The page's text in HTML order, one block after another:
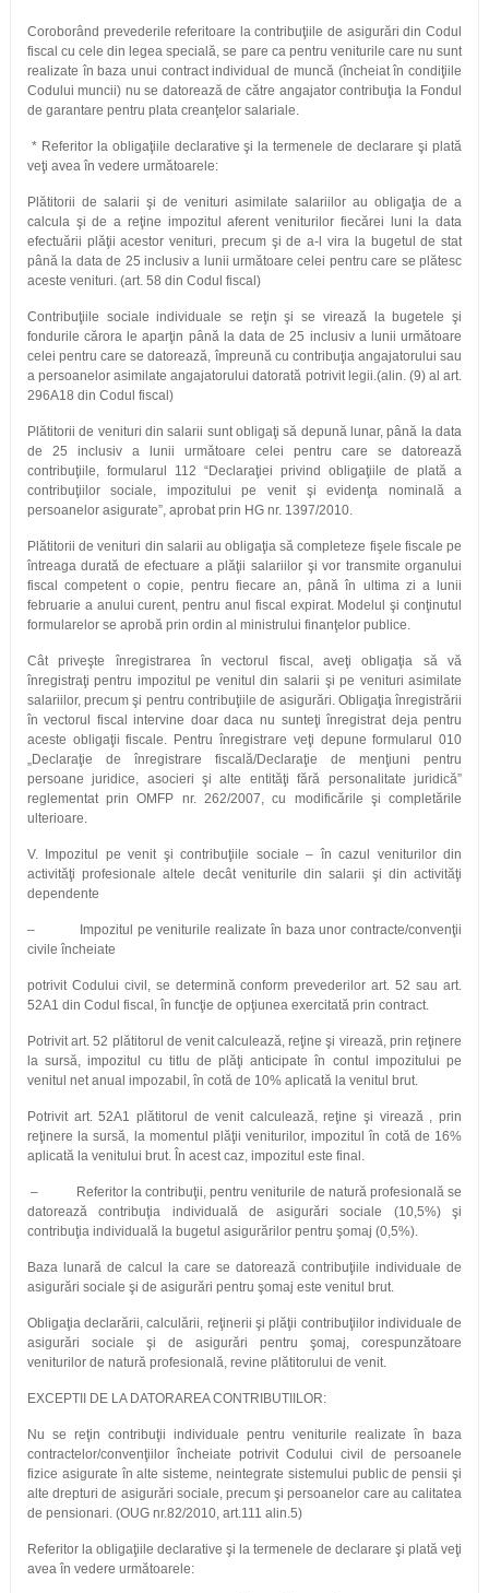
Coroborând prevederile referitoare la contribuţiile de asigurări din Codul
fiscal cu cele din legea specială, se pare ca pentru veniturile care nu sunt
realizate în baza unui contract individual de muncă (încheiat în condiţiile
Codului muncii) nu se datorează de către angajator contribuţia la Fondul
de garantare pentru plata creanţelor salariale.
* Referitor la obligaţiile declarative şi la termenele de declarare şi plată
veţi avea în vedere următoarele:
Plătitorii de salarii şi de venituri asimilate salariilor au obligaţia de a
calcula şi de a reţine impozitul aferent veniturilor fiecărei luni la data
efectuării plăţii acestor venituri, precum şi de a-l vira la bugetul de stat
până la data de 25 inclusiv a lunii următoare celei pentru care se plătesc
aceste venituri. (art. 58 din Codul fiscal)
Contribuţiile sociale individuale se reţin şi se virează la bugetele şi
fondurile cărora le aparţin până la data de 25 inclusiv a lunii următoare
celei pentru care se datorează, împreună cu contribuţia angajatorului sau
a persoanelor asimilate angajatorului datorată potrivit legii.(alin. (9) al art.
296A18 din Codul fiscal)
Plătitorii de venituri din salarii sunt obligaţi să depună lunar, până la data
de 25 inclusiv a lunii următoare celei pentru care se datorează
contribuţiile, formularul 112 “Declaraţiei privind obligaţiile de plată a
contribuţiilor sociale, impozitului pe venit şi evidenţa nominală a
persoanelor asigurate”, aprobat prin HG nr. 1397/2010.
Plătitorii de venituri din salarii au obligaţia să completeze fişele fiscale pe
întreaga durată de efectuare a plăţii salariilor şi vor transmite organului
fiscal competent o copie, pentru fiecare an, până în ultima zi a lunii
februarie a anului curent, pentru anul fiscal expirat. Modelul şi conţinutul
formularelor se aprobă prin ordin al ministrului finanţelor publice.
Cât priveşte înregistrarea în vectorul fiscal, aveţi obligaţia să vă
înregistraţi pentru impozitul pe venitul din salarii şi pe venituri asimilate
salariilor, precum şi pentru contribuţiile de asigurări. Obligaţia înregistrării
în vectorul fiscal intervine doar daca nu sunteţi înregistrat deja pentru
aceste obligaţii fiscale. Pentru înregistrare veţi depune formularul 010
„Declaraţie de înregistrare fiscală/Declaraţie de menţiuni pentru
persoane juridice, asocieri şi alte entităţi fără personalitate juridică”
reglementat prin OMFP nr. 262/2007, cu modificările şi completările
ulterioare.
V. Impozitul pe venit şi contribuţiile sociale – în cazul veniturilor din
activităţi profesionale altele decât veniturile din salarii şi din activităţi
dependente
– Impozitul pe veniturile realizate în baza unor contracte/convenţii
civile încheiate
potrivit Codului civil, se determină conform prevederilor art. 52 sau art.
52A1 din Codul fiscal, în funcţie de opţiunea exercitată prin contract.
Potrivit art. 52 plătitorul de venit calculează, reţine şi virează, prin reţinere
la sursă, impozitul cu titlu de plăţi anticipate în contul impozitului pe
venitul net anual impozabil, în cotă de 10% aplicată la venitul brut.
Potrivit art. 52A1 plătitorul de venit calculează, reţine şi virează , prin
reţinere la sursă, la momentul plăţii veniturilor, impozitul în cotă de 16%
aplicată la venitului brut. În acest caz, impozitul este final.
– Referitor la contribuţii, pentru veniturile de natură profesională se
datorează contribuţia individuală de asigurări sociale (10,5%) şi
contribuţia individuală la bugetul asigurărilor pentru şomaj (0,5%).
Baza lunară de calcul la care se datorează contribuţiile individuale de
asigurări sociale şi de asigurări pentru şomaj este venitul brut.
Obligaţia declarării, calculării, reţinerii şi plăţii contribuţiilor individuale de
asigurări sociale şi de asigurări pentru şomaj, corespunzătoare
veniturilor de natură profesională, revine plătitorului de venit.
EXCEPTII DE LA DATORAREA CONTRIBUTIILOR:
Nu se reţin contribuţii individuale pentru veniturile realizate în baza
contractelor/convenţiilor încheiate potrivit Codului civil de persoanele
fizice asigurate în alte sisteme, neintegrate sistemului public de pensii şi
alte drepturi de asigurări sociale, precum şi persoanelor care au calitatea
de pensionari. (OUG nr.82/2010, art.111 alin.5)
Referitor la obligaţiile declarative şi la termenele de declarare şi plată veţi
avea în vedere următoarele: